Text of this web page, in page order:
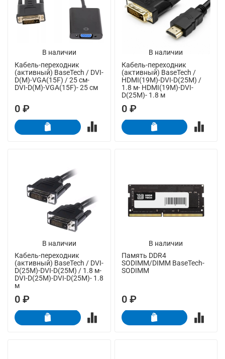
В наличии
Кабель-переходник
(активный) BaseTech / DVI-
D(M)-VGA(15F) / 25 см-
DVI-D(M)-VGA(15F)- 25 см
0 ₽
В наличии
Кабель-переходник
(активный) BaseTech /
HDMI(19M)-DVI-D(25M) /
1.8 м- HDMI(19M)-DVI-
D(25M)- 1.8 м
0 ₽
В наличии
Кабель-переходник
(активный) BaseTech / DVI-
D(25M)-DVI-D(25M) / 1.8 м-
DVI-D(25M)-DVI-D(25M)- 1.8
м
0 ₽
В наличии
Память DDR4
SODIMM/DIMM BaseTech-
SODIMM
0 ₽